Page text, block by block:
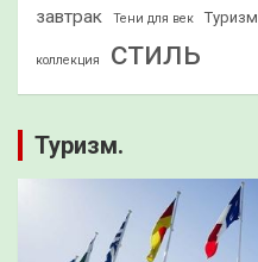
завтрак
Тени для век Туризм
коллекция стиль
Туризм.